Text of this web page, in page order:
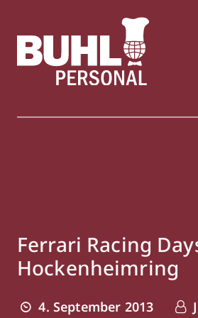
Ferrari Racing
Hockenheimring
4. September 2013